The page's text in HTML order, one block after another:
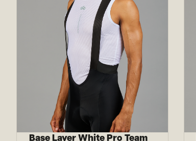
Base Layer White Pro Team